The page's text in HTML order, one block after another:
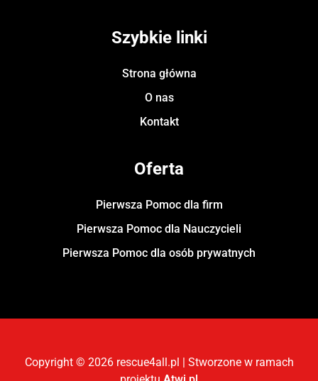
Szybkie linki
Strona główna
O nas
Kontakt
Oferta
Pierwsza Pomoc dla firm
Pierwsza Pomoc dla Nauczycieli
Pierwsza Pomoc dla osób prywatnych
Copyright © 2026 rescue4all.pl | Stworzone w ramach